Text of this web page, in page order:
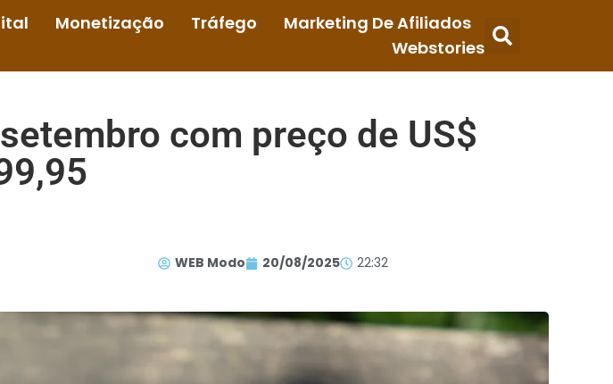
Monetização Tráfego
Marketing De Afiliados
Webstories
com preço de US$
WEB Modo 20/08/2025 22:32